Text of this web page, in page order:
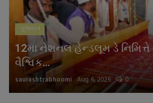
ગુજરાત
12મા નેશનલ હેન્ડલૂમ ડે
વૈશ્વિક...
saurashtrabhoomi Aug 6, 2026 0